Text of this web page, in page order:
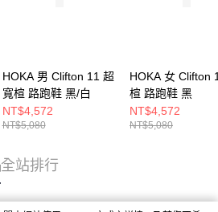
HOKA 男 Clifton 11 超
寬楦 路跑鞋 黑/白
NT$4,572
NT$5,080
HOKA 女 Clifton
楦 路跑鞋 黑
NT$4,572
NT$5,080
全站排行